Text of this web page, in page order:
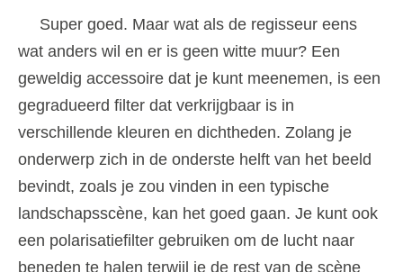
Super goed. Maar wat als de regisseur eens
wat anders wil en er is geen witte muur? Een
geweldig accessoire dat je kunt meenemen, is een
gegradueerd filter dat verkrijgbaar is in
verschillende kleuren en dichtheden. Zolang je
onderwerp zich in de onderste helft van het beeld
bevindt, zoals je zou vinden in een typische
landschapsscène, kan het goed gaan. Je kunt ook
een polarisatiefilter gebruiken om de lucht naar
beneden te halen terwijl je de rest van de scène